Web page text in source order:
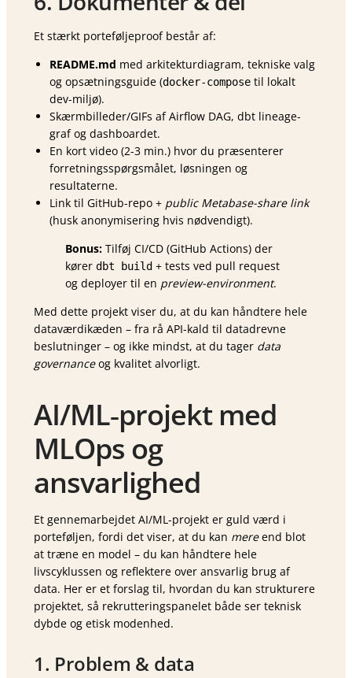
Et stærkt portefølje­proof består af:
README.md med arkitekturdiagram, tekniske valg
og opsætnings­guide (docker-compose til lokalt
dev-miljø).
Skærmbilleder/GIFs af Airflow DAG, dbt lineage-
graf og dashboardet.
En kort video (2-3 min.) hvor du præsenterer
forretningsspørgsmålet, løsningen og
resultaterne.
Link til GitHub-repo + public Metabase-share link
(husk anonymisering hvis nødvendigt).
Bonus: Tilføj CI/CD (GitHub Actions) der
kører dbt build + tests ved pull request
og deployer til en preview-environment.
Med dette projekt viser du, at du kan håndtere hele
dataværdikæden – fra rå API-kald til datadrevne
beslutninger – og ikke mindst, at du tager data
governanceog kvalitet alvorligt.
AI/ML‑projekt med
MLOps og
ansvarlighed
Et gennemarbejdet AI/ML-projekt er guld værd i
porteføljen, fordi det viser, at du kan mereend blot
at træne en model – du kan håndtere hele
livscyklussen og reflektere over ansvarlig brug af
data. Her er et forslag til, hvordan du kan strukturere
projektet, så rekrutterings­panelet både ser teknisk
dybde og etisk modenhed.
1. Problem & data